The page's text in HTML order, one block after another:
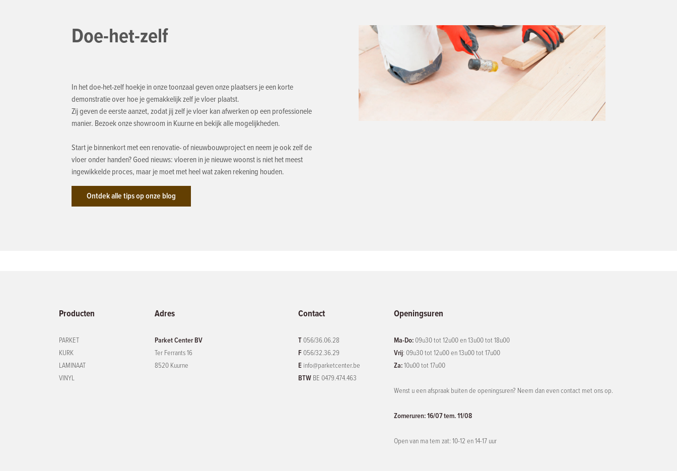
Doe-het-zelf
In het doe-het-zelf hoekje in onze toonzaal geven onze plaatsers je een korte
demonstratie over hoe je gemakkelijk zelf je vloer plaatst.
Zij geven de eerste aanzet, zodat jij zelf je vloer kan afwerken op een professionele
manier. Bezoek onze showroom in Kuurne en bekijk alle mogelijkheden.
Start je binnenkort met een renovatie- of nieuwbouwproject en neem je ook zelf de
vloer onder handen? Goed nieuws: vloeren in je nieuwe woonst is niet het meest
ingewikkelde proces, maar je moet met heel wat zaken rekening houden.
Ontdek alle tips op onze blog
Producten
PARKET
KURK
LAMINAAT
VINYL
Adres
Parket Center BV
Ter Ferrants 16
8520 Kuurne
Contact
T056/36.06.28
F056/32.36.29
E info@parketcenter.be
BTW BE 0479.474.463
Openingsuren
Ma-Do:09u30 tot 12u00 en 13u00 tot 18u00
Vrij: 09u30 tot 12u00 en 13u00 tot 17u00
Za:10u00 tot 17u00
Wenst u een afspraak buiten de openingsuren? Neem dan even contact met ons op.
Zomeruren: 16/07 tem. 11/08
Open van ma tem zat: 10-12 en 14-17 uur